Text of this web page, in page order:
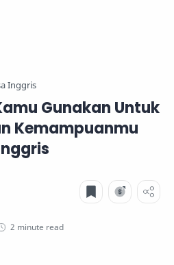
Inggris
Gunakan Untuk
Kemampuanmu
2 minute read